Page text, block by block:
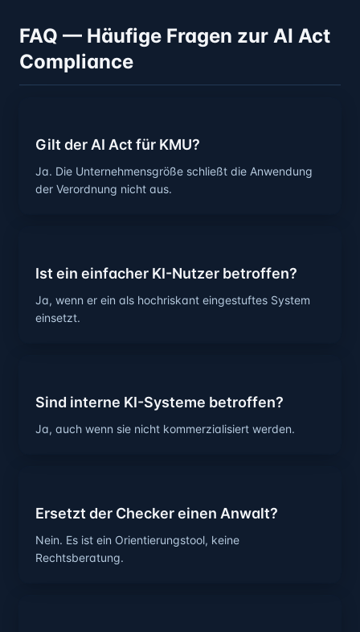
FAQ — Häufige Fragen zur AI Act
Compliance
Gilt der AI Act für KMU?
Ja. Die Unternehmensgröße schließt die Anwendung
der Verordnung nicht aus.
Ist ein einfacher KI-Nutzer betroffen?
Ja, wenn er ein als hochriskant eingestuftes System
einsetzt.
Sind interne KI-Systeme betroffen?
Ja, auch wenn sie nicht kommerzialisiert werden.
Ersetzt der Checker einen Anwalt?
Nein. Es ist ein Orientierungstool, keine
Rechtsberatung.